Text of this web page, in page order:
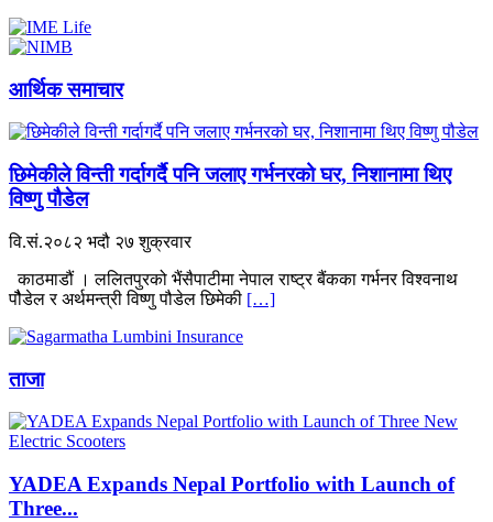
आर्थिक समाचार
छिमेकीले विन्ती गर्दागर्दै पनि जलाए गर्भनरको घर, निशानामा थिए
विष्णु पौडेल
वि.सं.२०८२ भदौ २७ शुक्रवार
काठमाडौं । ललितपुरको भैंसैपाटीमा नेपाल राष्ट्र बैंकका गर्भनर विश्वनाथ
पौैडेल र अर्थमन्त्री विष्णु पौडेल छिमेकी […]
ताजा
YADEA Expands Nepal Portfolio with Launch of
Three...